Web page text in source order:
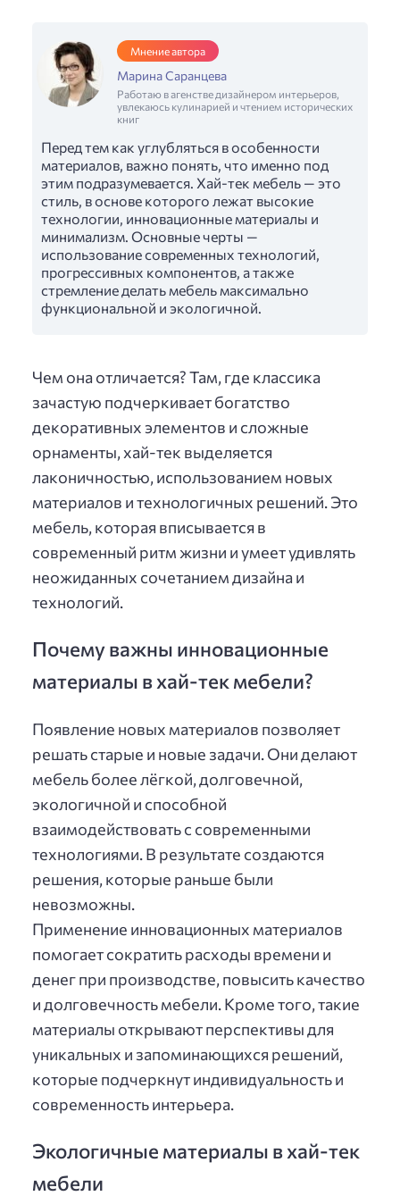
Мнение автора
Марина Саранцева
Работаю в агенстве дизайнером интерьеров,
увлекаюсь кулинарией и чтением исторических
книг
Перед тем как углубляться в особенности
материалов, важно понять, что именно под
этим подразумевается. Хай-тек мебель — это
стиль, в основе которого лежат высокие
технологии, инновационные материалы и
минимализм. Основные черты —
использование современных технологий,
прогрессивных компонентов, а также
стремление делать мебель максимально
функциональной и экологичной.
Чем она отличается? Там, где классика
зачастую подчеркивает богатство
декоративных элементов и сложные
орнаменты, хай-тек выделяется
лаконичностью, использованием новых
материалов и технологичных решений. Это
мебель, которая вписывается в
современный ритм жизни и умеет удивлять
неожиданных сочетанием дизайна и
технологий.
Почему важны инновационные
материалы в хай-тек мебели?
Появление новых материалов позволяет
решать старые и новые задачи. Они делают
мебель более лёгкой, долговечной,
экологичной и способной
взаимодействовать с современными
технологиями. В результате создаются
решения, которые раньше были
невозможны.
Применение инновационных материалов
помогает сократить расходы времени и
денег при производстве, повысить качество
и долговечность мебели. Кроме того, такие
материалы открывают перспективы для
уникальных и запоминающихся решений,
которые подчеркнут индивидуальность и
современность интерьера.
Экологичные материалы в хай-тек
мебели